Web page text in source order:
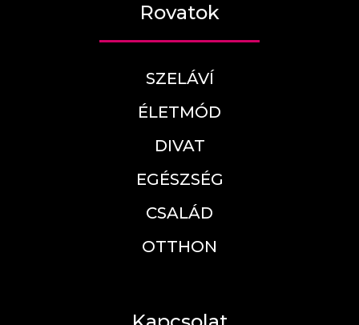
Rovatok
SZELÁVÍ
ÉLETMÓD
DIVAT
EGÉSZSÉG
CSALÁD
OTTHON